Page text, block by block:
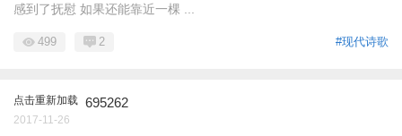
感到了抚慰 如果还能靠近一棵 ...
#现代诗歌
499 2
点击重新加载 695262
2017-11-26